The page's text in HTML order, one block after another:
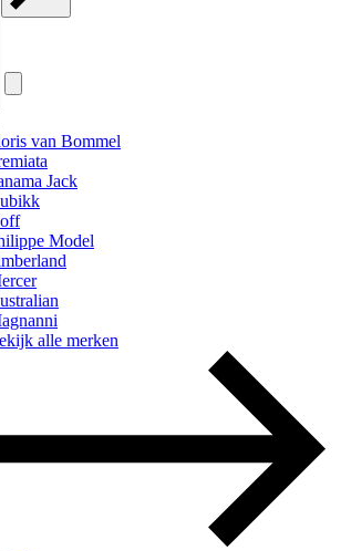
van Bommel
Jack
Model
alle merken